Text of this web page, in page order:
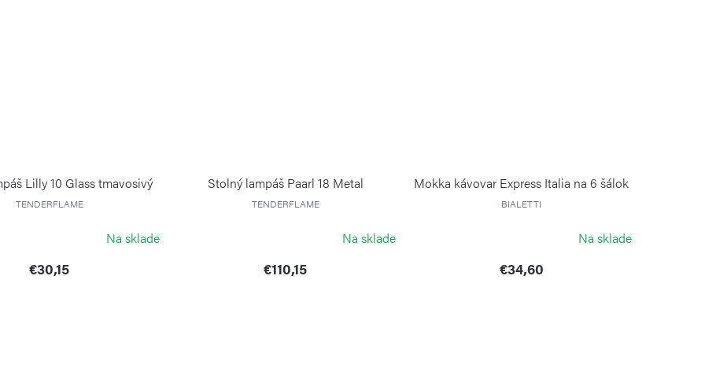
Lilly 10 Glass tmavosivý
TENDERFLAME
Na sklade
€30,15
Stolný lampáš Paarl 18 Metal
TENDERFLAME
Na sklade
€110,15
Mokka kávovar Express Italia na 6 šálok
BIALETTI
Na sklade
€34,60